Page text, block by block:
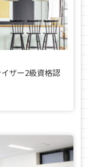
ザー2級資格認